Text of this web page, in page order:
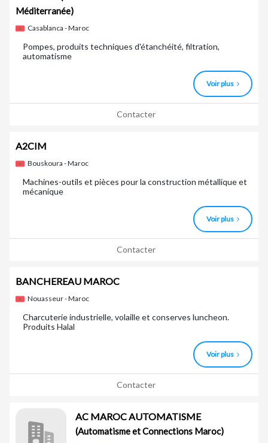
Méditerranée)
Casablanca - Maroc
Pompes, produits techniques d'étanchéité, filtration,
automatisme
Voir plus
Contacter
A2CIM
Bouskoura - Maroc
Machines-outils et pièces pour la construction métallique et
mécanique
Voir plus
Contacter
BANCHEREAU MAROC
Nouasseur - Maroc
Charcuterie industrielle, volaille et conserves luncheon.
Produits Halal
Voir plus
Contacter
AC MAROC AUTOMATISME
(Automatisme et Connections Maroc)